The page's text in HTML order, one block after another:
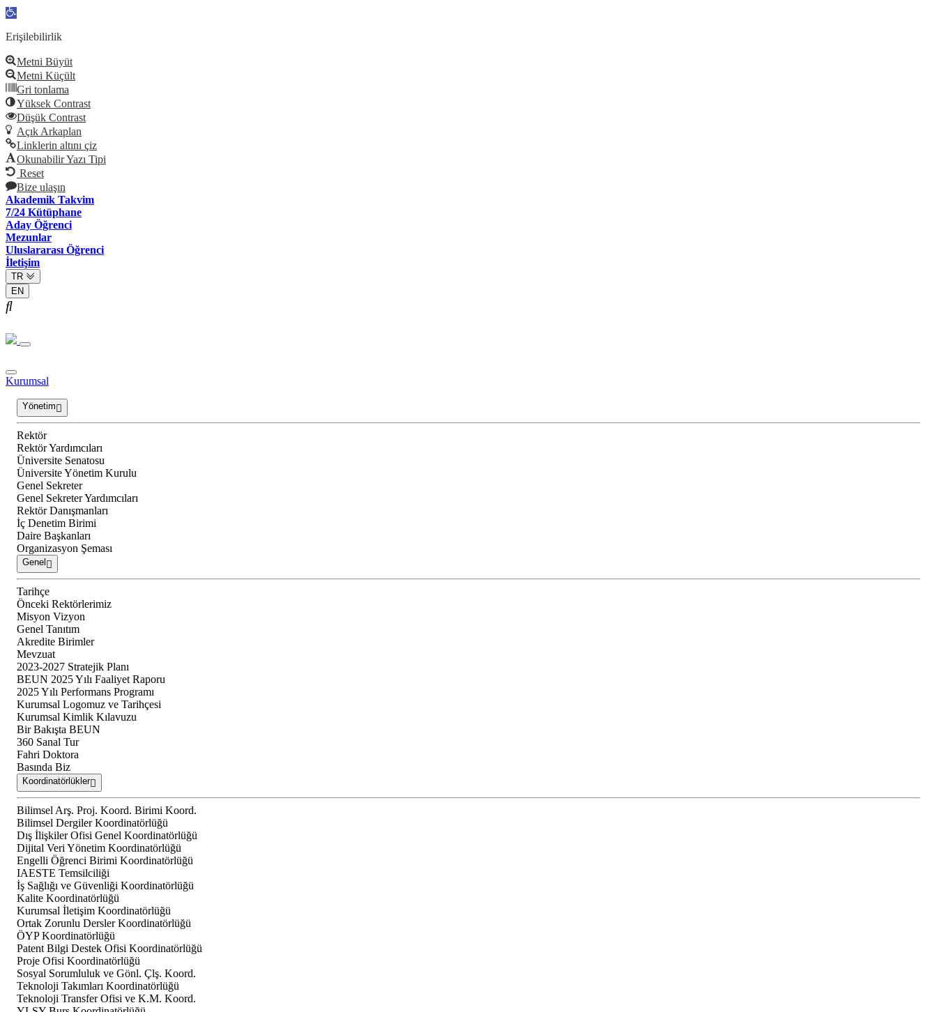
Open
Erişilebilirlik
Metni Büyüt
Metni Küçült
Gri tonlama
Yüksek Contrast
Düşük Contrast
Açık Arkaplan
Linklerin altını çiz
Okunabilir Yazı Tipi
Reset
Bize ulaşın
Akademik Takvim
7/24 Kütüphane
Aday Öğrenci
Mezunlar
Uluslararası Öğrenci
İletişim
TR
EN
Kurumsal
Yönetim
Rektör
Rektör Yardımcıları
Üniversite Senatosu
Üniversite Yönetim Kurulu
Genel Sekreter
Genel Sekreter Yardımcıları
Rektör Danışmanları
İç Denetim Birimi
Daire Başkanları
Organizasyon Şeması
Genel
Tarihçe
Önceki Rektörlerimiz
Misyon Vizyon
Genel Tanıtım
Akredite Birimler
Mevzuat
2023-2027 Stratejik Planı
BEUN 2025 Yılı Faaliyet Raporu
2025 Yılı Performans Programı
Kurumsal Logomuz ve Tarihçesi
Kurumsal Kimlik Kılavuzu
Bir Bakışta BEUN
360 Sanal Tur
Fahri Doktora
Basında Biz
Koordinatörlükler
Bilimsel Arş. Proj. Koord. Birimi Koord.
Bilimsel Dergiler Koordinatörlüğü
Dış İlişkiler Ofisi Genel Koordinatörlüğü
Dijital Veri Yönetim Koordinatörlüğü
Engelli Öğrenci Birimi Koordinatörlüğü
IAESTE Temsilciliği
İş Sağlığı ve Güvenliği Koordinatörlüğü
Kalite Koordinatörlüğü
Kurumsal İletişim Koordinatörlüğü
Ortak Zorunlu Dersler Koordinatörlüğü
ÖYP Koordinatörlüğü
Patent Bilgi Destek Ofisi Koordinatörlüğü
Proje Ofisi Koordinatörlüğü
Sosyal Sorumluluk ve Gönl. Çlş. Koord.
Teknoloji Takımları Koordinatörlüğü
Teknoloji Transfer Ofisi ve K.M. Koord.